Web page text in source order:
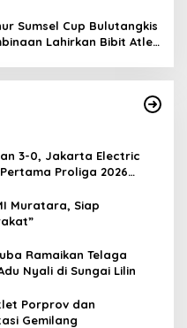
Sumsel Cup Bulutangkis
Lahirkan Bibit Atlet
3-0, Jakarta Electric
Proliga 2026
Muratara, Siap
Ramaikan Telaga
Nyali di Sungai Lilin
Porprov dan
Gemilang